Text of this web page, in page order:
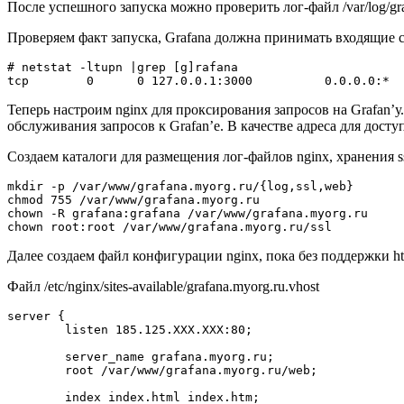
После успешного запуска можно проверить лог-файл /var/log/
Проверяем факт запуска, Grafana должна принимать входящие
# netstat -ltupn |grep [g]rafana
Теперь настроим nginx для проксирования запросов на
обслуживания запросов к Grafan’е. В качестве адреса для
Создаем каталоги для размещения лог-файлов nginx, хранения
mkdir -p /var/www/grafana.myorg.ru/{log,ssl,web}
chmod 755 /var/www/grafana.myorg.ru
chown -R grafana:grafana /var/www/grafana.myorg.ru
Далее создаем файл конфигурации nginx, пока без поддержки
Файл /etc/nginx/sites-available/grafana.myorg.ru.vhost
server {
        listen 185.125.XXX.XXX:80;
        server_name grafana.myorg.ru;
        root /var/www/grafana.myorg.ru/web;
        index index.html index.htm;